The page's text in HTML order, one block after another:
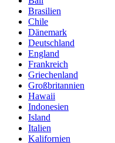
Brasilien
Chile
Dänemark
Deutschland
England
Frankreich
Griechenland
Großbritannien
Hawaii
Indonesien
Island
Italien
Kalifornien